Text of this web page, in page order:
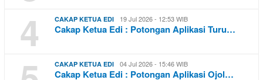
4 CAKAP KETUA EDI 19 Jul 2026 - 12:53 WIB
Cakap Ketua Edi : Potongan Aplikasi Turu…
CAKAP KETUA EDI 04 Jul 2026 - 15:46 WIB
Cakap Ketua Edi : Potongan Aplikasi Ojol…